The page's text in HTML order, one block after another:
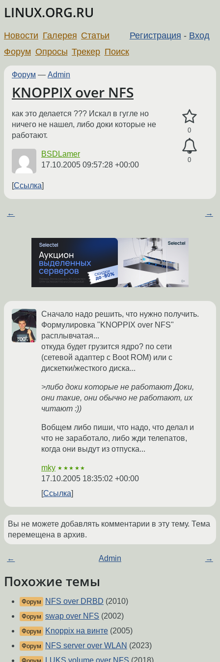
LINUX.ORG.RU
Регистрация - Вход
Новости Галерея Статьи
Форум Опросы Трекер Поиск
Форум — Admin
KNOPPIX over NFS
0
0
как это делается ??? Искал в гугле но
ничего не нашел, либо доки которые не
работают.
BSDLamer
17.10.2005 09:57:28 +00:00
Ссылка
← →
Сначало надо решить, что нужно получить.
Формулировка "KNOPPIX over NFS"
расплывчатая...
откуда будет грузится ядро? по сети
(сетевой адаптер с Boot ROM) или с
дискетки/жесткого диска...
>либо доки которые не работают Доки,
они такие, они обычно не работают, их
читают :))
Вобщем либо пиши, что надо, что делал и
что не заработало, либо жди телепатов,
когда они выдут из отпуска...
mky ★★★★★
17.10.2005 18:35:02 +00:00
Ссылка
Вы не можете добавлять комментарии в эту тему. Тема
перемещена в архив.
← Admin →
Похожие темы
Форум NFS over DRBD (2010)
Форум swap over NFS (2002)
Форум Knoppix на винте (2005)
Форум NFS server over WLAN (2023)
LUKS volume over NFS (2018)